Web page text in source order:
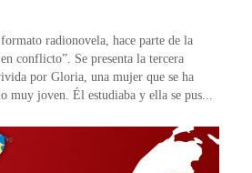
radionovela, hace parte de la
conflicto”. Se presenta la tercera
por Gloria, una mujer que se ha
muy joven. Él estudiaba y ella se pus...